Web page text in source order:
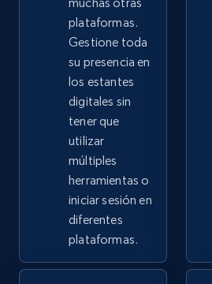
plataformas.
Gestione toda
su presencia en
los estantes
digitales sin
tener que
utilizar
múltiples
herramientas o
iniciar sesión en
diferentes
plataformas.